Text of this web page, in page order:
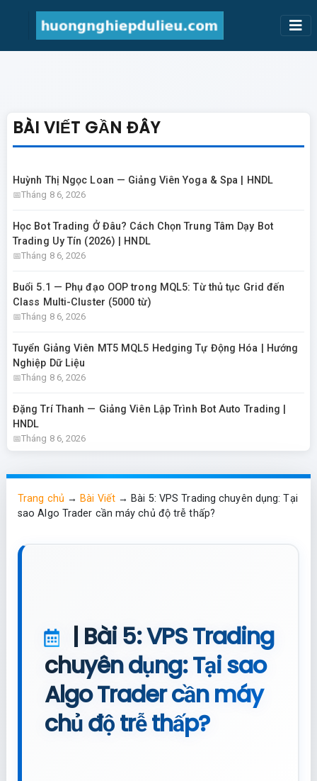
BÀI VIẾT GẦN ĐÂY
Huỳnh Thị Ngọc Loan — Giảng Viên Yoga & Spa | HNDL
Tháng 8 6, 2026
Học Bot Trading Ở Đâu? Cách Chọn Trung Tâm Dạy Bot
Trading Uy Tín (2026) | HNDL
Tháng 8 6, 2026
Buổi 5.1 — Phụ đạo OOP trong MQL5: Từ thủ tục Grid đến
Class Multi-Cluster (5000 từ)
Tháng 8 6, 2026
Tuyển Giảng Viên MT5 MQL5 Hedging Tự Động Hóa | Hướng
Nghiệp Dữ Liệu
Tháng 8 6, 2026
Đặng Trí Thanh — Giảng Viên Lập Trình Bot Auto Trading |
HNDL
Tháng 8 6, 2026
Trang chủ →Bài Viết→Bài 5: VPS Trading chuyên dụng: Tại
sao Algo Trader cần máy chủ độ trễ thấp?
| Bài 5: VPS Trading
chuyên dụng: Tại sao
Algo Trader cần máy
chủ độ trễ thấp?